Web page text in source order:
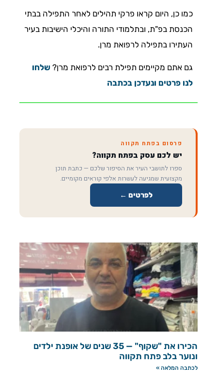
כמו כן, היום קראו פרקי תהילים לאחר התפילה בבתי
הכנסת בפ"ת, ובתלמודי התורה והיכלי הישיבות בעיר
העתירו בתפילה לרפואת מרן.
גם אתם מקיימים תפילת רבים לרפואת מרן? שלחו
לנו פרטים ונעדכן בכתבה
פרסום בפתח תקווה
יש לכם עסק בפתח תקווה?
ספרו לתושבי העיר את הסיפור שלכם — כתבת תוכן
מקצועית שמגיעה לעשרות אלפי קוראים מקומיים.
לפרטים ←
הכירו את "שקוף" — 35 שנים של אופנת ילדים
ונוער בלב פתח תקווה
לכתבה המלאה »